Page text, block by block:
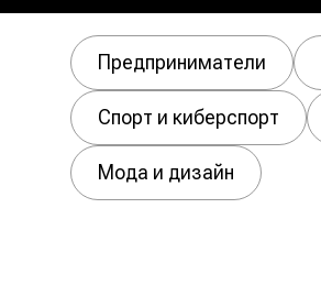
Предприниматели
Спорт и киберспорт
Мода и дизайн